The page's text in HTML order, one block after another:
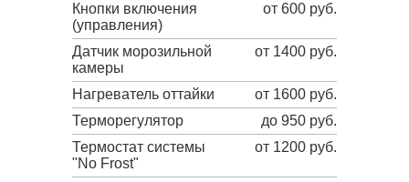
Кнопки включения
(управления)
от 600 руб.
Датчик морозильной
камеры
от 1400 руб.
Нагреватель оттайки
от 1600 руб.
Терморегулятор
до 950 руб.
Термостат системы
"No Frost"
от 1200 руб.